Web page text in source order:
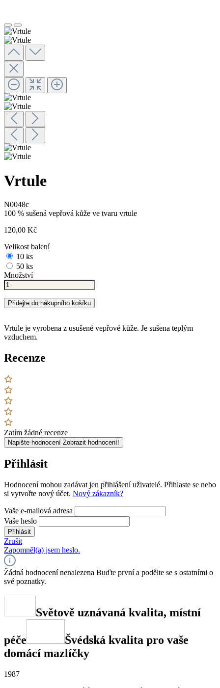
Vrtule
N0048c
100 % sušená vepřová kůže ve tvaru vrtule
120,00 Kč
Velikost balení
10 ks
50 ks
Množství
Přidejte do nákupního košíku
Vrtule je vyrobena z usušené vepřové kůže. Je sušena teplým
vzduchem.
Recenze
Zatím žádné recenze
Napište hodnocení Zobrazit hodnocení!
Přihlásit
Hodnocení mohou zadávat jen přihlášení uživatelé. Přihlaste se nebo
si vytvořte nový účet. Nový zákazník?
Vaše e-mailová adresa
Vaše heslo
Přihlásit
Zrušit
Zapomněl(a) jsem heslo.
Žádná hodnocení nenalezena Buďte první a podělte se s ostatními o
své poznatky.
Světově uznávaná kvalita, místní
péče
Švédská kvalita pro vaše
domácí mazlíčky
1987